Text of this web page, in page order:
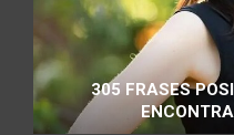
305 FRASES